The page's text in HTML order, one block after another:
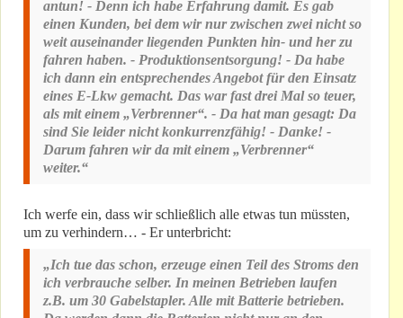
antun! - Denn ich habe Erfahrung damit. Es gab
einen Kunden, bei dem wir nur zwischen zwei nicht so
weit auseinander liegenden Punkten hin- und her zu
fahren haben. - Produktionsentsorgung! - Da habe
ich dann ein entsprechendes Angebot für den Einsatz
eines E-Lkw gemacht. Das war fast drei Mal so teuer,
als mit einem „Verbrenner“. - Da hat man gesagt: Da
sind Sie leider nicht konkurrenzfähig! - Danke! -
Darum fahren wir da mit einem „Verbrenner“
weiter.“
Ich werfe ein, dass wir schließlich alle etwas tun müssten,
um zu verhindern… - Er unterbricht:
„Ich tue das schon, erzeuge einen Teil des Stroms den
ich verbrauche selber. In meinen Betrieben laufen
z.B. um 30 Gabelstapler. Alle mit Batterie betrieben.